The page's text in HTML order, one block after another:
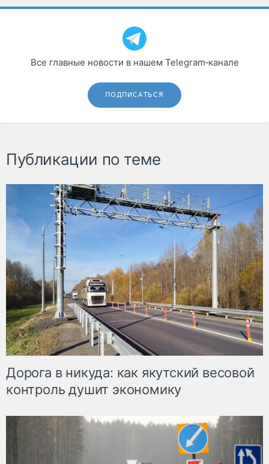
Все главные новости в нашем Telegram‑канале
ПОДПИСАТЬСЯ
Публикации по теме
Дорога в никуда: как якутский весовой
контроль душит экономику